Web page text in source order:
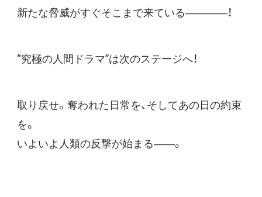
新たな脅威がすぐそこまで来ている――――！
“究極の人間ドラマ”は次のステージへ！
取り戻せ。奪われた日常を、そしてあの日の約束
を。
いよいよ人類の反撃が始まる――。